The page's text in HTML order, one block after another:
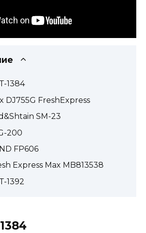
1384
DJ755G FreshExpress
SM-23
200
FP606
Express Max MB813538
1392